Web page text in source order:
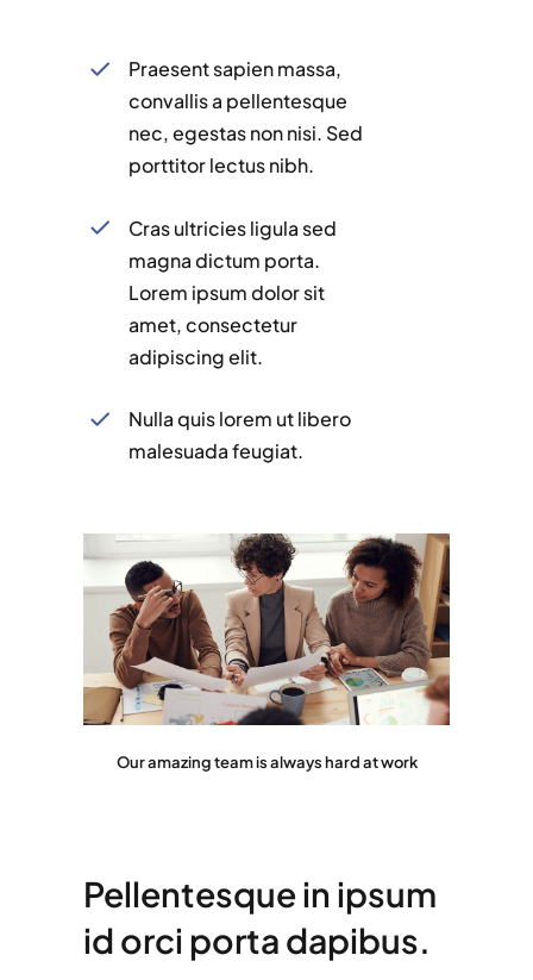
Praesent sapien massa,
convallis a pellentesque
nec, egestas non nisi. Sed
porttitor lectus nibh.
Cras ultricies ligula sed
magna dictum porta.
Lorem ipsum dolor sit
amet, consectetur
adipiscing elit.
Nulla quis lorem ut libero
malesuada feugiat.
Our amazing team is always hard at work
Pellentesque in ipsum
id orci porta dapibus.